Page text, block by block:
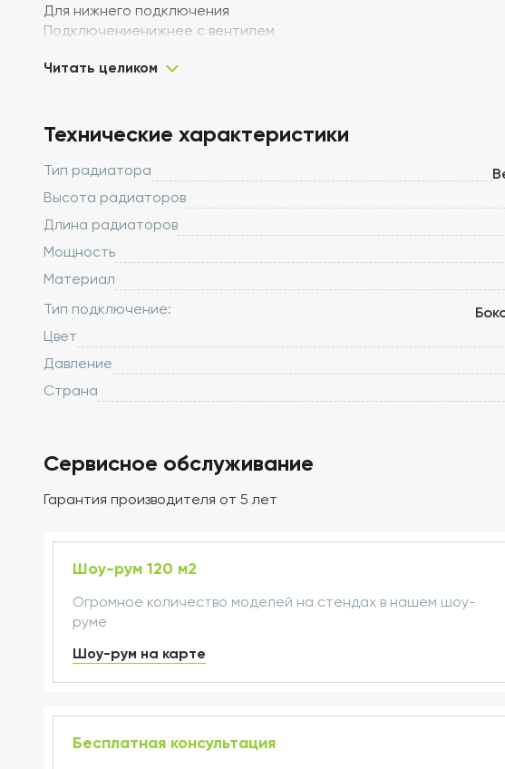
Для нижнего подключения
Подключениенижнее с вентилем
Читать целиком
Технические характеристики
Тип радиатора
Высота радиаторов
Длина радиаторов
Мощность
Материал
Тип подключение:
Цвет
Давление
Страна
Сервисное обслуживание
Гарантия производителя от 5 лет
Шоу-рум 120 м2
Огромное количество моделей на стендах в нашем шоу-
руме
Шоу-рум на карте
Бесплатная консультация